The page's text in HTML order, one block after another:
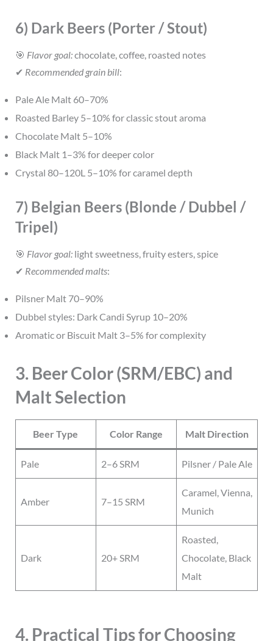
6) Dark Beers (Porter / Stout)
🎯 Flavor goal:chocolate, coffee, roasted notes
✔ Recommended grain bill:
Pale Ale Malt 60–70%
Roasted Barley 5–10% for classic stout aroma
Chocolate Malt 5–10%
Black Malt 1–3% for deeper color
Crystal 80–120L 5–10% for caramel depth
7) Belgian Beers (Blonde / Dubbel /
Tripel)
🎯 Flavor goal:light sweetness, fruity esters, spice
✔ Recommended malts:
Pilsner Malt 70–90%
Dubbel styles: Dark Candi Syrup 10–20%
Aromatic or Biscuit Malt 3–5% for complexity
3. Beer Color (SRM/EBC) and
Malt Selection
Beer Type Color Range Malt Direction
Pale 2–6 SRM Pilsner / Pale Ale
Amber 7–15 SRM
Caramel, Vienna,
Munich
Dark 20+ SRM
Roasted,
Chocolate, Black
Malt
4. Practical Tips for Choosing